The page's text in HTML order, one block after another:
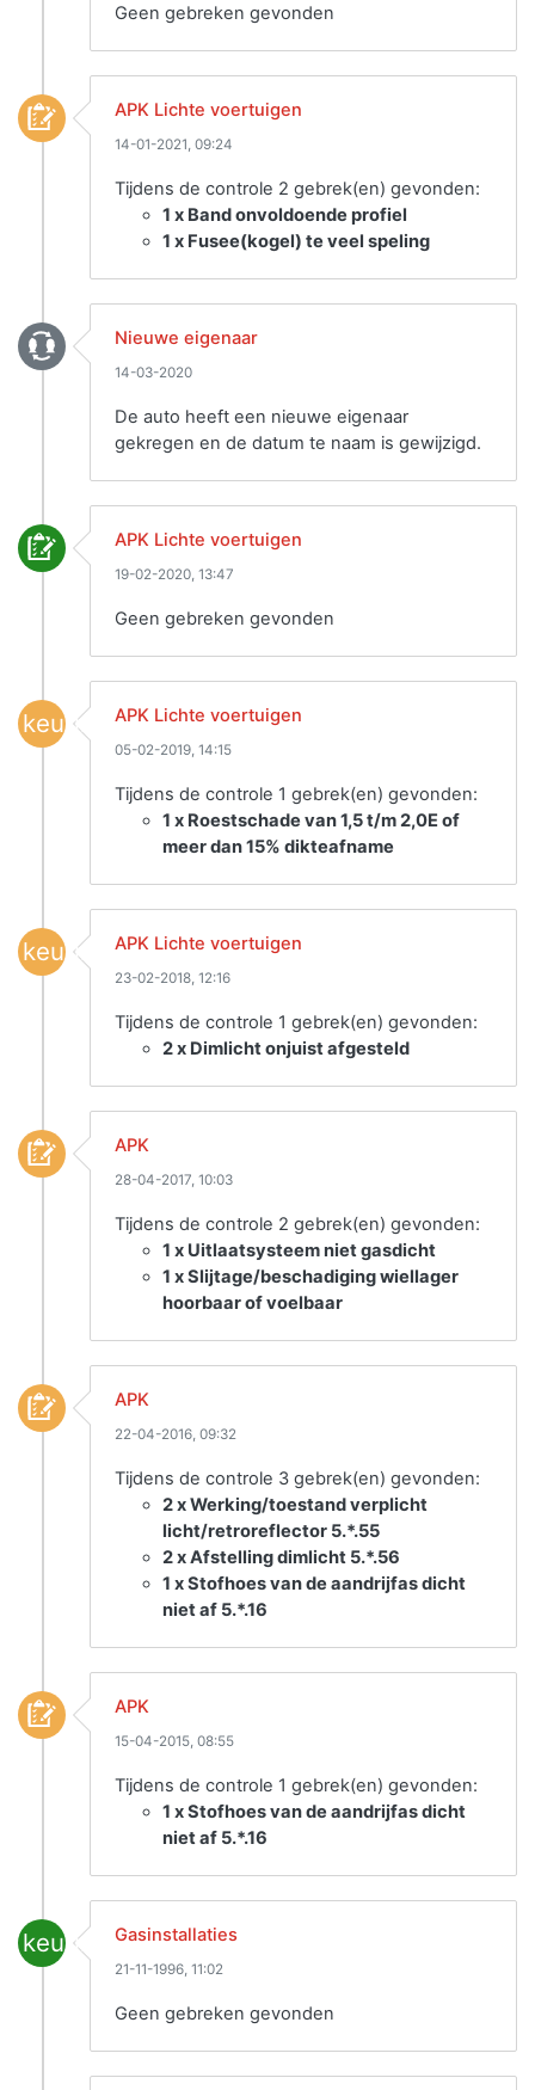
Geen gebreken gevonden
APK Lichte voertuigen
14-01-2021, 09:24
Tijdens de controle 2 gebrek(en) gevonden:
1 x Band onvoldoende profiel
1 x Fusee(kogel) te veel speling
Nieuwe eigenaar
14-03-2020
De auto heeft een nieuwe eigenaar
gekregen en de datum te naam is gewijzigd.
APK Lichte voertuigen
19-02-2020, 13:47
Geen gebreken gevonden
keuring APK Lichte voertuigen
05-02-2019, 14:15
Tijdens de controle 1 gebrek(en) gevonden:
1 x Roestschade van 1,5 t/m 2,0E of
meer dan 15% dikteafname
keuring APK Lichte voertuigen
23-02-2018, 12:16
Tijdens de controle 1 gebrek(en) gevonden:
2 x Dimlicht onjuist afgesteld
APK
28-04-2017, 10:03
Tijdens de controle 2 gebrek(en) gevonden:
1 x Uitlaatsysteem niet gasdicht
1 x Slijtage/beschadiging wiellager
hoorbaar of voelbaar
APK
22-04-2016, 09:32
Tijdens de controle 3 gebrek(en) gevonden:
2 x Werking/toestand verplicht
licht/retroreflector 5.*.55
2 x Afstelling dimlicht 5.*.56
1 x Stofhoes van de aandrijfas dicht
niet af 5.*.16
APK
15-04-2015, 08:55
Tijdens de controle 1 gebrek(en) gevonden:
1 x Stofhoes van de aandrijfas dicht
niet af 5.*.16
keuring Gasinstallaties
21-11-1996, 11:02
Geen gebreken gevonden